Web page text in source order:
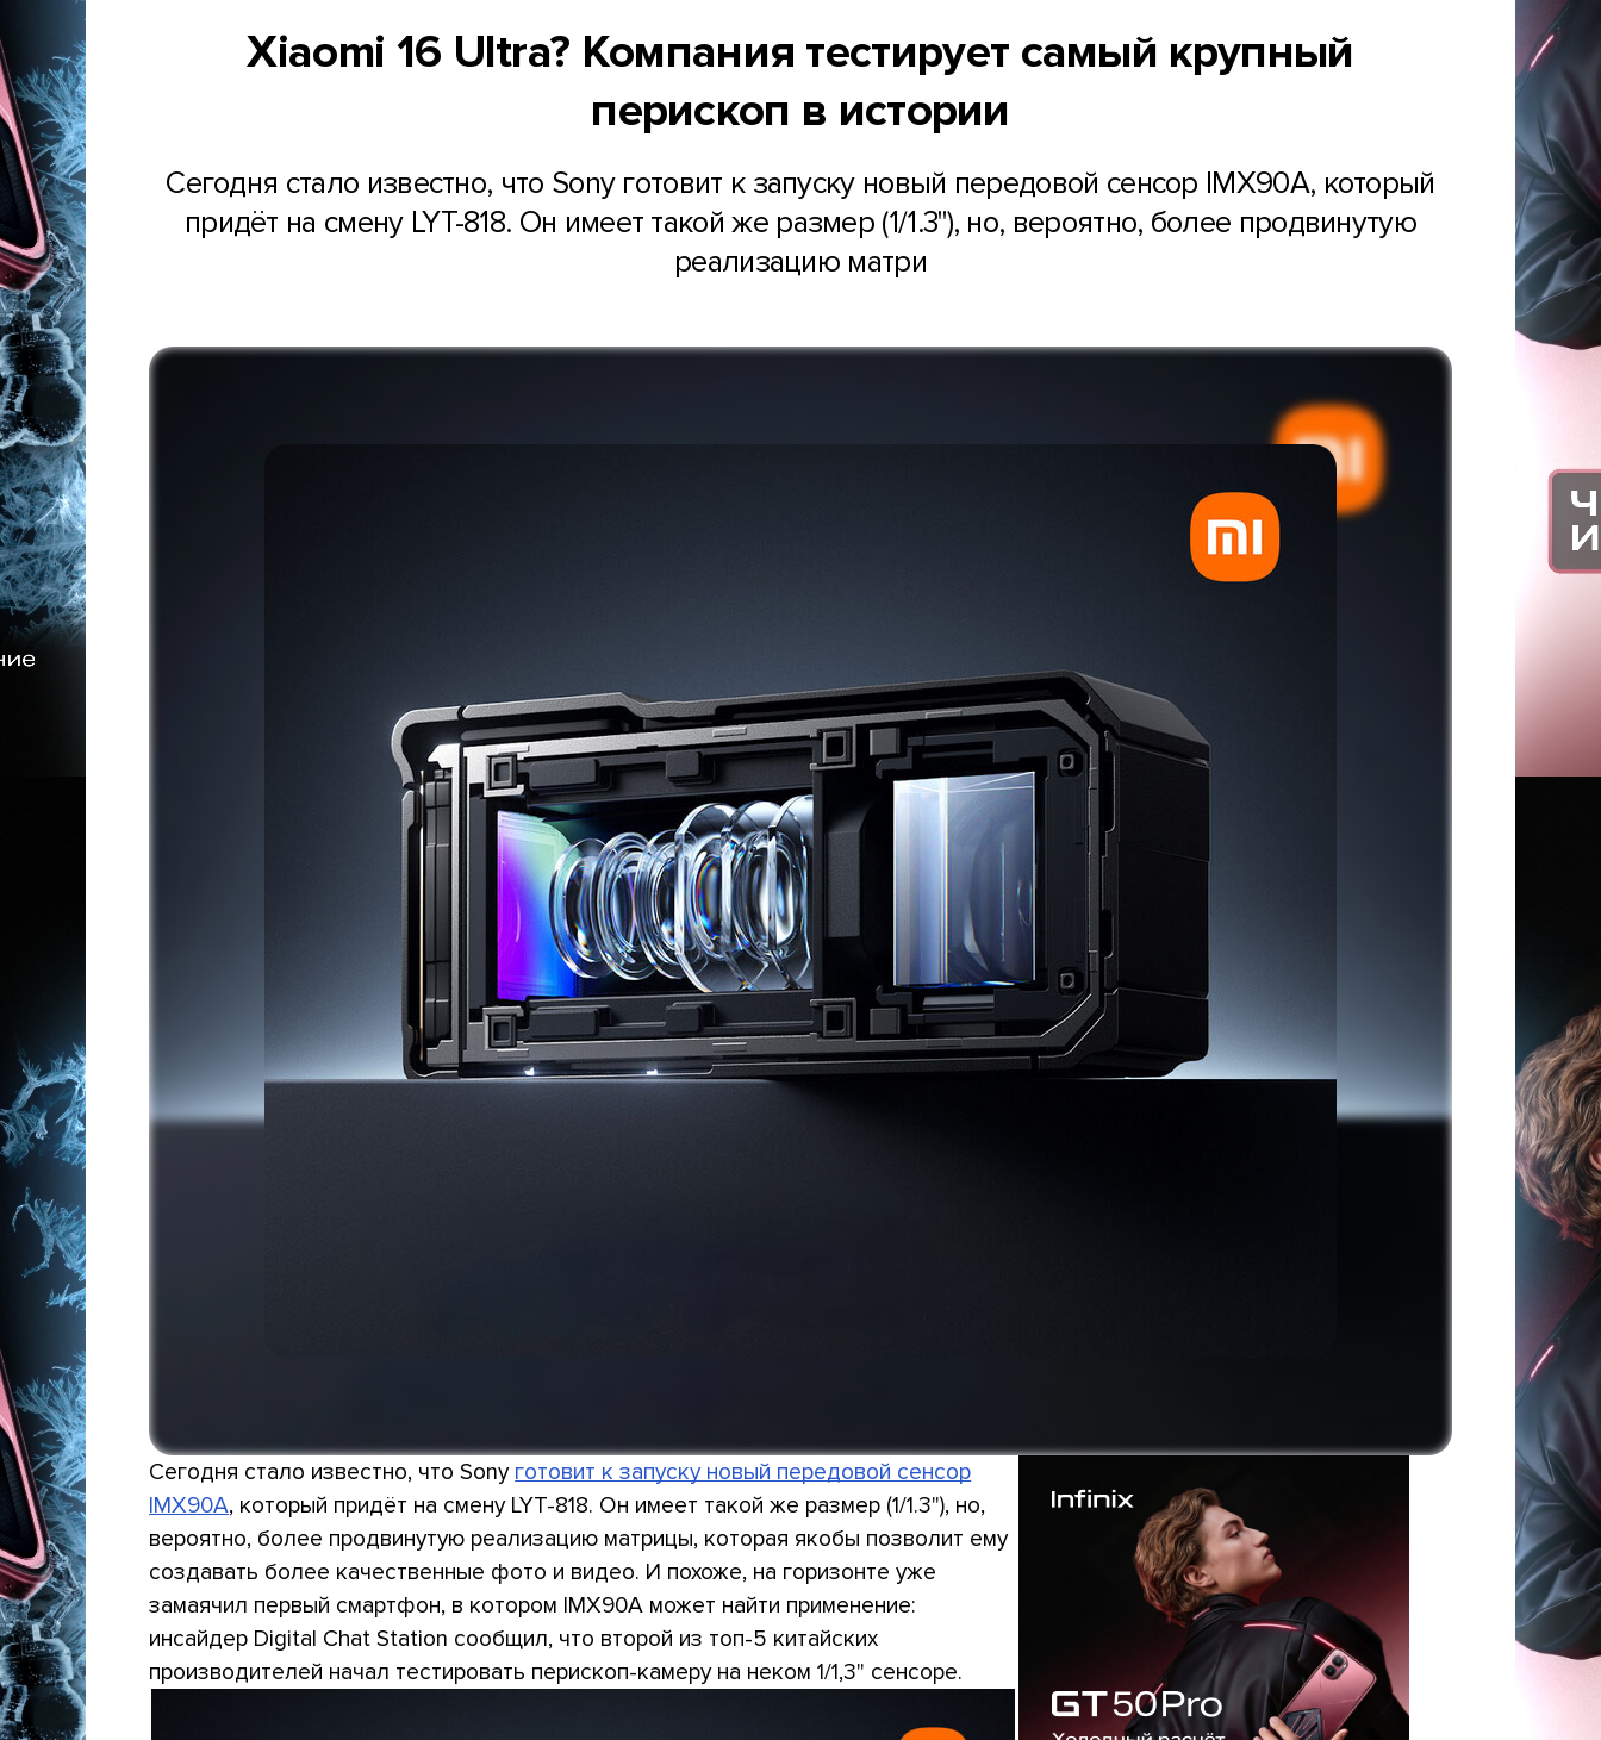
Xiaomi 16 Ultra? Компания тестирует самый крупный
перископ в истории
Сегодня стало известно, что Sony готовит к запуску новый передовой сенсор IMX90A, который
придёт на смену LYT-818. Он имеет такой же размер (1/1.3"), но, вероятно, более продвинутую
реализацию матри
Сегодня стало известно, что Sony готовит к запуску новый передовой сенсор
IMX90A, который придёт на смену LYT-818. Он имеет такой же размер (1/1.3"), но,
вероятно, более продвинутую реализацию матрицы, которая якобы позволит ему
создавать более качественные фото и видео. И похоже, на горизонте уже
замаячил первый смартфон, в котором IMX90A может найти применение:
инсайдер Digital Chat Station сообщил, что второй из топ-5 китайских
производителей начал тестировать перископ-камеру на неком 1/1,3" сенсоре.